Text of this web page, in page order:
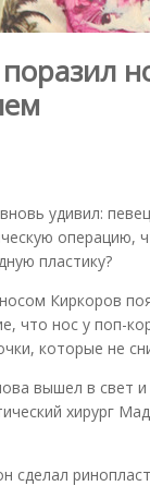
удивил:
пластику?
Киркоров
что нос у поп-
которые не
вышел в свет
хирург
сделал